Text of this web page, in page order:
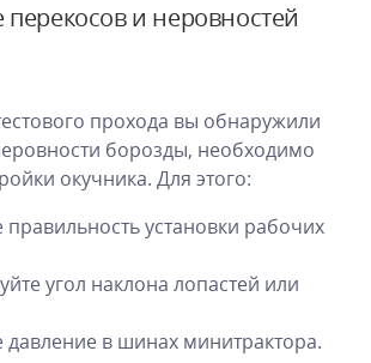
и неровностей
прохода вы обнаружили
борозды, необходимо
окучника. Для этого:
правильность установки рабочих
угол наклона лопастей или
давление в шинах минитрактора.